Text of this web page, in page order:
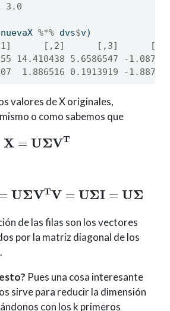
3.0
%*% dvs$v)
[,2]      [,3]
14.410438 5.6586547 -
1.886516 0.1913919 -
valores de X originales,
o como sabemos que
X UΣVT
=UΣVTV= ΣI=UΣ
de las filas son los vectores
por la matriz diagonal de los
Pues una cosa interesante
sirve para reducir la dimensión
con los k primeros